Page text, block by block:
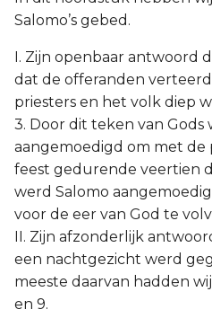
Salomo’s gebed.
I. Zijn openbaar antwoord
dat de offeranden
priesters en het volk diep
3. Door dit teken van
aangemoedigd om met
feest gedurende veertien
werd Salomo
voor de eer van God te
II. Zijn afzonderlijk
een nachtgezicht werd
meeste daarvan hadden
en 9.